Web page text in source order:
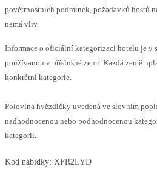
povětrnostních podmínek, požadavků hostů
nemá vliv.
Informace o oficiální kategorizaci hotelu je v
používanou v příslušné zemi. Každá země
konkrétní kategorie.
Polovina hvězdičky uvedená ve slovním
nadhodnocenou nebo podhodnocenou
kategorií.
Kód nabídky: XFR2LYD